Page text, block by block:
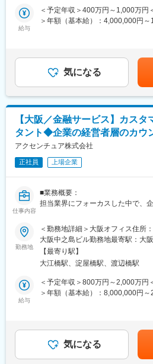
・製造流通業：DXの基礎となるイ
・製薬業：オフショア体制による
ャリアも加味し柔軟にアサインい
■育成体制（例：部門によって内
最大6か月の研修で未経験でもし
完備。
・ビジネス基礎（顧客伴走期間が
・IT基礎（テクノロジーの基本か
・ITインフラ基礎
・ITインフラ専門知見
ング・アウトソーシング（BPO）
アクセンチュア国内外拠点と連携
BPOプロジェクトにおいて、オペ
活動を推進するポジションです。
オペレーション業務を安定的かつ
↓ご経験・ご希望に応じて以下いず
定です。
◆コンサルタント
オペレーション業務の責任者（プ
務運営、および 業務高度化・効率
す。広範囲・領域横断でのBPOプ
ョン業務改革の企画、実行、実現
ョンの生産性を抜本的に改善し、
担います。
プロジェクトの契約ベースライン
質、リスク管理および課題管理～
となり、クライアント責任者とコ
責任を担います。
◆チームリード／スーパーバイザ
業務管理者/スーパーバイザーとし
率化を実施し、クライアント担当
業務運用を推進します。上長の指
コンサルタントに必要な経験を積
給与
＜予定年収＞400万円～1,000万円
＞年額（基本給）：4,000,000円
があります。賃金はあくまでも目
上下する可能性があります。月給(
す。
気になる
【大阪／金融サービス】カス
タント◆企業の経営者層のカウ
アクセンチュア株式会社
正社員 上場企業
仕事内容
■業務概要：
担当業界にフォーカスした中で、
フロントステージ変革：新規ビジ
ケティング戦略、営業戦略、チャ
・企業のパーパス・ミッションの
トカスタマーと企業の価値・ブラ
・ターゲットとなる生活者体験設
ニケーションプランの策定、新た
業に閉じないサービス・商品の企
人的資源・組織変革、データ活用
フロントのテクノロジー変革、経
勤務地
＜勤務地詳細＞大阪オフィス住所
大阪中之島ビル勤務地最寄駅：大
動喫煙対策：屋内全面禁煙変更の範
【最寄り駅】
大江橋駅、淀屋橋駅、渡辺橋駅
給与
＜予定年収＞800万円～2,000万円
＞年額（基本給）：8,000,000円
までも目安の金額であり、選考を
す。月給(月額)は固定手当を含め
気になる